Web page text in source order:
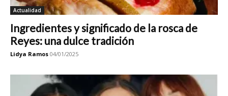
Actualidad
Ingredientes y significado de la rosca de
Reyes: una dulce tradición
Lidya Ramos 04/01/2025